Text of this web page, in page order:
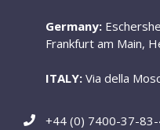
Germany:
Frankfurt am Main,
ITALY: Via della
+44 (0) 7400-37-83-